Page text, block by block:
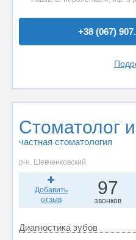
+38 (067)
Стоматолог
частная стоматология
р-н. Шевченковский
Добавить
отзыв
97
звонков
Диагностика зубов